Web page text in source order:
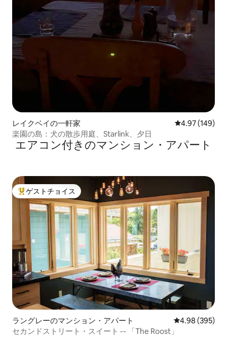
レイクベイの一軒家 レビュー149
4.97 (149)
楽園の島：犬の散歩用庭、Starlink、夕日
エアコン付きのマンション・アパート
大好評のゲストチョイスです。
ゲストチョイス
ラングレーのマンション・アパート レビュー395
4.98 (395)
セカンドストリート・スイート -- 「The Roost」